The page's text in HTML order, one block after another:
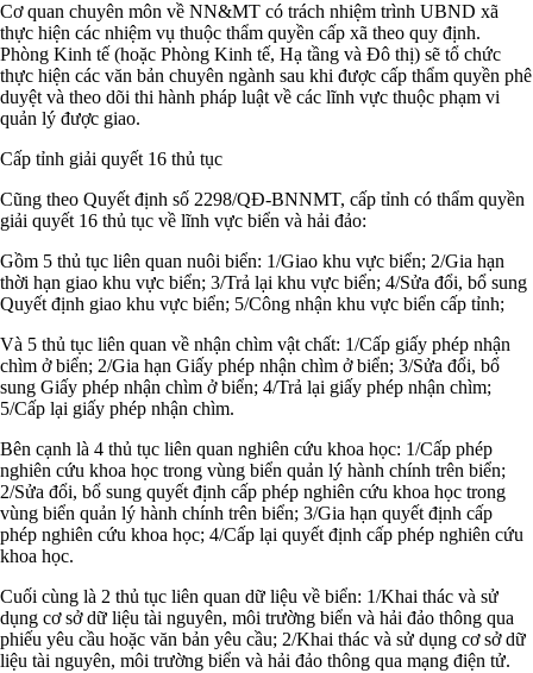
Cơ quan chuyên môn về NN&MT có trách nhiệm trình UBND xã
thực hiện các nhiệm vụ thuộc thẩm quyền cấp xã theo quy định.
Phòng Kinh tế (hoặc Phòng Kinh tế, Hạ tầng và Đô thị) sẽ tổ chức
thực hiện các văn bản chuyên ngành sau khi được cấp thẩm quyền phê
duyệt và theo dõi thi hành pháp luật về các lĩnh vực thuộc phạm vi
quản lý được giao.
Cấp tỉnh giải quyết 16 thủ tục
Cũng theo Quyết định số 2298/QĐ-BNNMT, cấp tỉnh có thẩm quyền
giải quyết 16 thủ tục về lĩnh vực biển và hải đảo:
Gồm 5 thủ tục liên quan nuôi biển: 1/Giao khu vực biển; 2/Gia hạn
thời hạn giao khu vực biển; 3/Trả lại khu vực biển; 4/Sửa đổi, bổ sung
Quyết định giao khu vực biển; 5/Công nhận khu vực biển cấp tỉnh;
Và 5 thủ tục liên quan về nhận chìm vật chất: 1/Cấp giấy phép nhận
chìm ở biển; 2/Gia hạn Giấy phép nhận chìm ở biển; 3/Sửa đổi, bổ
sung Giấy phép nhận chìm ở biển; 4/Trả lại giấy phép nhận chìm;
5/Cấp lại giấy phép nhận chìm.
Bên cạnh là 4 thủ tục liên quan nghiên cứu khoa học: 1/Cấp phép
nghiên cứu khoa học trong vùng biển quản lý hành chính trên biển;
2/Sửa đổi, bổ sung quyết định cấp phép nghiên cứu khoa học trong
vùng biển quản lý hành chính trên biển; 3/Gia hạn quyết định cấp
phép nghiên cứu khoa học; 4/Cấp lại quyết định cấp phép nghiên cứu
khoa học.
Cuối cùng là 2 thủ tục liên quan dữ liệu về biển: 1/Khai thác và sử
dụng cơ sở dữ liệu tài nguyên, môi trường biển và hải đảo thông qua
phiếu yêu cầu hoặc văn bản yêu cầu; 2/Khai thác và sử dụng cơ sở dữ
liệu tài nguyên, môi trường biển và hải đảo thông qua mạng điện tử.